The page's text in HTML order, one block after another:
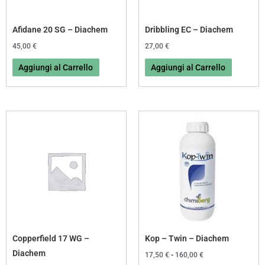
Afidane 20 SG – Diachem
45,00 €
Aggiungi al Carrello
Dribbling EC – Diachem
27,00 €
Aggiungi al Carrello
Copperfield 17 WG –
Diachem
11,00 €
85,00 €
Kop – Twin – Diachem
17,50 € - 160,00 €
di
prezzo:
17,50 €
a
160,00 €
essere